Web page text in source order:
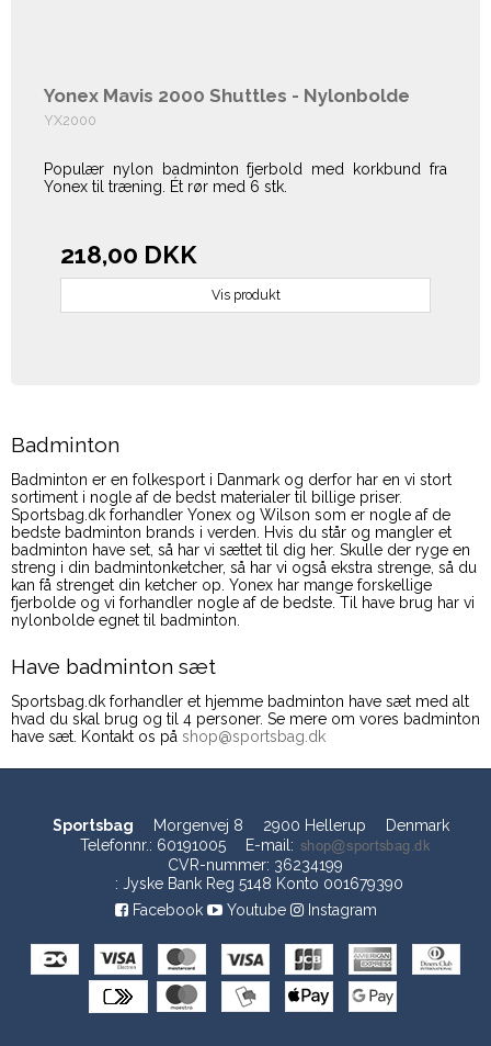
Yonex Mavis 2000 Shuttles - Nylonbolde
YX2000
Populær nylon badminton fjerbold med korkbund fra
Yonex til træning. Ét rør med 6 stk.
218,00 DKK
Vis produkt
Badminton
Badminton er en folkesport i Danmark og derfor har en vi stort
sortiment i nogle af de bedst materialer til billige priser.
Sportsbag.dk forhandler Yonex og Wilson som er nogle af de
bedste badminton brands i verden. Hvis du står og mangler et
badminton have set, så har vi sættet til dig her. Skulle der ryge en
streng i din badmintonketcher, så har vi også ekstra strenge, så du
kan få strenget din ketcher op. Yonex har mange forskellige
fjerbolde og vi forhandler nogle af de bedste. Til have brug har vi
nylonbolde egnet til badminton.
Have badminton sæt
Sportsbag.dk forhandler et hjemme badminton have sæt med alt
hvad du skal brug og til 4 personer. Se mere om vores badminton
have sæt. Kontakt os på shop@sportsbag.dk
Sportsbag Morgenvej 8 2900 Hellerup
Denmark
Telefonnr.: 60191005 E-mail :
CVR-nummer: 36234199
: Jyske Bank Reg 5148 Konto 001679390
Facebook
Youtube Instagram